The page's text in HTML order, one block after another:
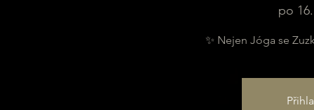
po
✨ Nejen Jóga se